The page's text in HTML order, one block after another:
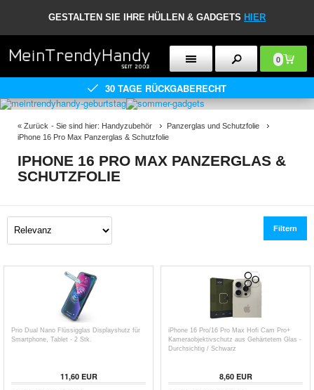
GESTALTEN SIE IHRE HÜLLEN & GADGETS HIER
0
30 TAGE RÜCKGABERECHT
« Zurück - Sie sind hier: Handyzubehör
Panzerglas und Schutzfolie
iPhone 16 Pro Max Panzerglas & Schutzfolie
IPHONE 16 PRO MAX PANZERGLAS &
SCHUTZFOLIE
Filtern
Prio Dual Nano Flüssigglas Displayshutz für
Smartphone, Tablet - 2 Stk.
11,60EUR
iPhone 16 Pro/16 Pro Max Hofi Cam Pro+
Kameraobjektivschutz aus Gehärtetem Glas -
Durchsichtig / Schwarz
8,60EUR